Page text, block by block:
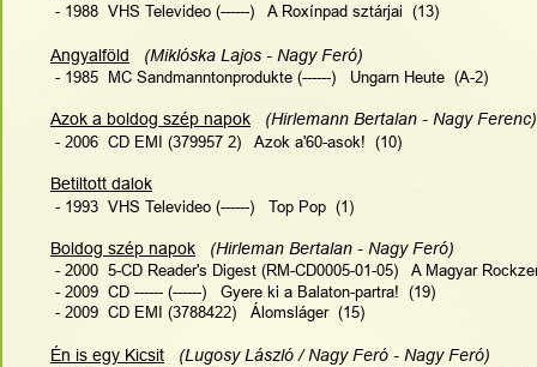
- 1988  VHS Televideo (------)   A Roxínpad sztárjai  (13)
Angyalföld
(Miklóska Lajos - Nagy Feró)
- 1985  MC Sandmanntonprodukte (------)   Ungarn Heute  (A-2)
Azok a boldog szép napok
(Hirlemann Bertalan - Nagy Ferenc)
- 2006  CD EMI (379957 2)   Azok a'60-asok!  (10)
Betiltott dalok
- 1993  VHS Televideo (------)   Top Pop  (1)
Boldog szép napok
   (Hirleman Bertalan - Nagy Feró)
- 2000  5-CD Reader's Digest (RM-CD0005-01-05)   A Magyar
- 2009  CD ------ (------)   Gyere ki a Balaton-partra!  (19)
- 2009  CD EMI (3788422)   Álomsláger  (15)
Én is egy Kicsit
(Lugosy László / Nagy Feró - Nagy Feró)